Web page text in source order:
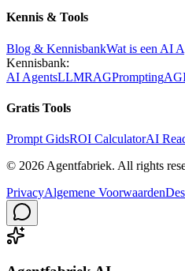
Kennis & Tools
Blog & KennisbankWat is een AI
Kennisbank:
AI AgentsLLMRAGPrompting
Gratis Tools
Prompt GidsROI CalculatorAI
© 2026 Agentfabriek. All rights
PrivacyAlgemene Voorwaarden